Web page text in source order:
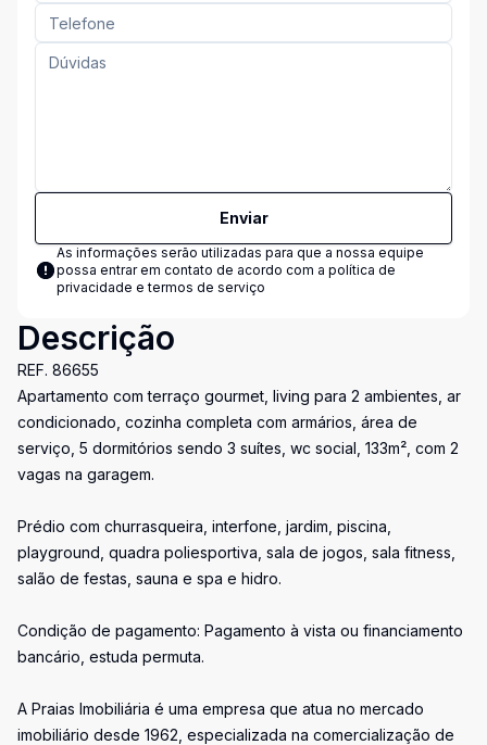
Enviar
As informações serão utilizadas para que a nossa equipe
possa entrar em contato de acordo com a política de
privacidade e termos de serviço
Descrição
REF. 86655
Apartamento com terraço gourmet, living para 2 ambientes, ar
condicionado, cozinha completa com armários, área de
serviço, 5 dormitórios sendo 3 suítes, wc social, 133m², com 2
vagas na garagem.
Prédio com churrasqueira, interfone, jardim, piscina,
playground, quadra poliesportiva, sala de jogos, sala fitness,
salão de festas, sauna e spa e hidro.
Condição de pagamento: Pagamento à vista ou financiamento
bancário, estuda permuta.
A Praias Imobiliária é uma empresa que atua no mercado
imobiliário desde 1962, especializada na comercialização de